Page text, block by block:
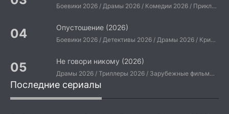
Боевики 2026 / Драмы 2026 / Комедии 2026 / Приключения 2026 / Фантастические 2026 / Зарубежные фильмы 2026 / Американские фильмы / Фильмы 2026
Опустошение (2026)
Боевики 2026 / Детективы 2026 / Драмы 2026 / Криминальные фильмы 2026 / Триллеры 2026 / Зарубежные фильмы 2026 / Американские фильмы / Фильмы 2026
Не говори никому (2026)
Драмы 2026 / Триллеры 2026 / Зарубежные фильмы 2026 / Американские фильмы / Фильмы 2026
Последние сериалы